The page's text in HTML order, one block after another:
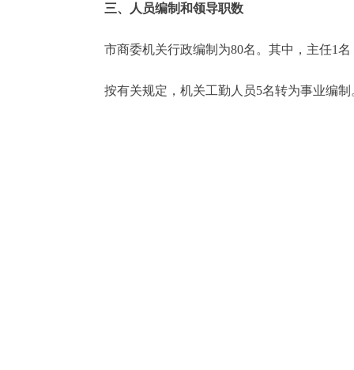
三、人员编制和领导职数
市商委机关行政编制为80名。其中，主任1名
按有关规定，机关工勤人员5名转为事业编制